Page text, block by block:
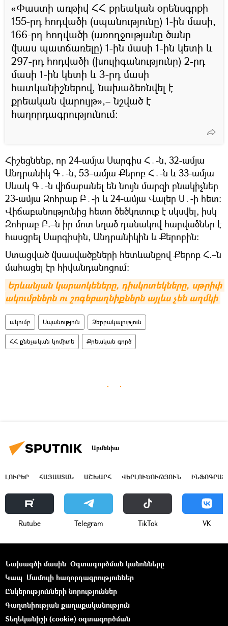
«Փաստի առթիվ ՀՀ քրեական օրենսգրքի
155-րդ հոդվածի (սպանությունը) 1-ին մասի,
166-րդ հոդվածի (առողջությանը ծանր
վնաս պատճառելը) 1-ին մասի 1-ին կետի և
297-րդ հոդվածի (խուլիգանությունը) 2-րդ
մասի 1-ին կետի և 3-րդ մասի
հատկանիշներով, նախաձեռնվել է
քրեական վարույթ»,– նշված է
հաղորդագրությունում։
Հիշեցնենք, որ 24-ամյա Սարգիս Հ․-ն, 32-ամյա
Անդրանիկ Գ․-ն, 53–ամյա Քերոբ Հ․-ն և 33-ամյա
Սևակ Գ․-ն վիճաբանել են նույն մարզի բնակիչներ
23-ամյա Զոհրաբ Բ․-ի և 24-ամյա Վալեր Ս․-ի հետ։
Վիճաբանությունից հետո ծեծկռտուք է սկսվել, իսկ
Զոհրաբ Բ.–ն իր մոտ եղած դանակով հարվածներ է
հասցրել Սարգիսին, Անդրանիկին և Քերոբին։
Ստացված վնասվածքների հետևանքով Քերոբ Հ.–ն
մահացել էր հիվանդանոցում։
Երևանյան կարաոկեները, դիսկոտեկները, սթրիփ
ակումբներն ու շոգեբաղնիքներն այլևս չեն աղմկի
ակումբ Սպանություն Ձերբակալություն
ՀՀ քննչական կոմիտե Քրեական գործ
Արմենիա
ԼՈՒՐԵՐ ՀԱՅԱՍՏԱՆ ԱՇԽԱՐՀ ՎԵՐԼՈՒԾՈՒԹՅՈՒՆ
Rutube Telegram ТikТоk VK
Նախագծի մասին Օգտագործման կանոնները
Կապ Մամուլի հաղորդագրություններ
Ընկերությունների նորություններ
Գաղտնիության քաղաքականություն
Տեղեկանիշի (cookie) օգտագործման